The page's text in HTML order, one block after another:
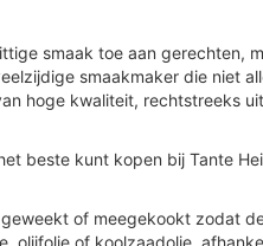
smaak toe aan gerechten,
smaakmaker die niet
hoge kwaliteit, rechtstreeks
beste kunt kopen bij Tante
of meegekookt zodat
olijfolie of koolzaadolie,